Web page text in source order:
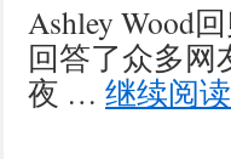
Ashley Wood
回答了众多网
夜 … 继续阅